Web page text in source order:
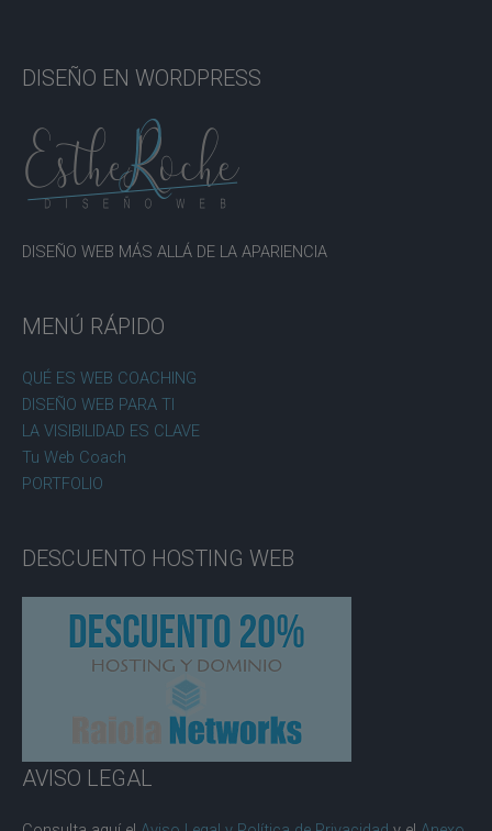
DISEÑO EN WORDPRESS
DISEÑO WEB MÁS ALLÁ DE LA APARIENCIA
MENÚ RÁPIDO
QUÉ ES WEB COACHING
DISEÑO WEB PARA TI
LA VISIBILIDAD ES CLAVE
Tu Web Coach
PORTFOLIO
DESCUENTO HOSTING WEB
AVISO LEGAL